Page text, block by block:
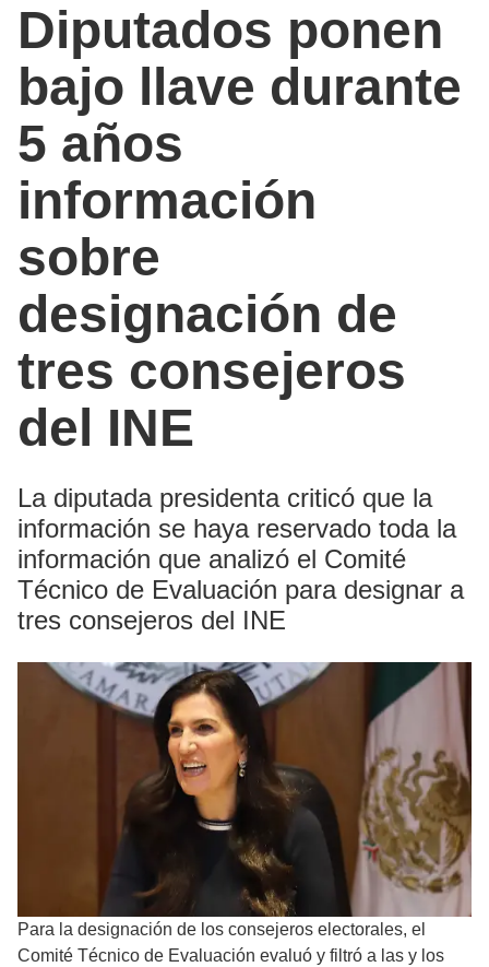
Diputados ponen
bajo llave durante
5 años
información
sobre
designación de
tres consejeros
del INE
La diputada presidenta criticó que la
información se haya reservado toda la
información que analizó el Comité
Técnico de Evaluación para designar a
tres consejeros del INE
Para la designación de los consejeros electorales, el
Comité Técnico de Evaluación evaluó y filtró a las y los